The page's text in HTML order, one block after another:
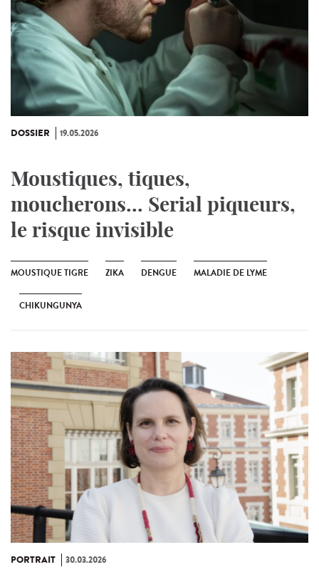
DOSSIER 19.05.2026
Moustiques, tiques,
moucherons... Serial piqueurs,
le risque invisible
MOUSTIQUE TIGRE ZIKA DENGUE MALADIE DE LYME
CHIKUNGUNYA
PORTRAIT 30.03.2026